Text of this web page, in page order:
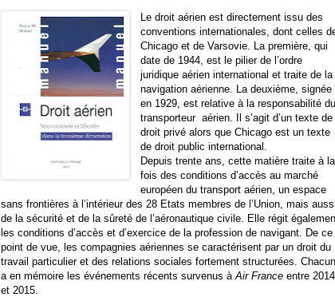
Le droit aérien est directement issu des
conventions internationales, dont celles
Chicago et de Varsovie. La première, qui
date de 1944, est le pilier de l’ordre
juridique aérien international et traite de la
navigation aérienne. La deuxième, signée
en 1929, est relative à la responsabilité
transporteur aérien. Il s’agit d’un texte de
droit privé alors que Chicago est un texte
de droit public international.
Depuis trente ans, cette matière traite à la
fois des conditions d’accès au marché
européen du transport aérien, un espace
sans frontières à l’intérieur des 28 Etats membres de l’Union, mais
de la sécurité et de la sûreté de l’aéronautique civile. Elle régit
les conditions d’accès et d’exercice de la profession de navigant. De ce
point de vue, les compagnies aériennes se caractérisent par un droit du
travail particulier et des relations sociales fortement structurées. Chacun
a en mémoire les événements récents survenus à Air France entre 2014
et 2015.